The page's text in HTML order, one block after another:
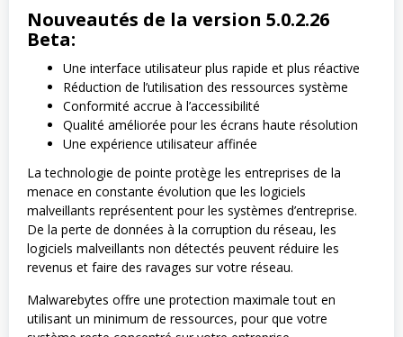
Nouveautés de la version 5.0.2.26
Beta:
Une interface utilisateur plus rapide et plus réactive
Réduction de l’utilisation des ressources système
Conformité accrue à l’accessibilité
Qualité améliorée pour les écrans haute résolution
Une expérience utilisateur affinée
La technologie de pointe protège les entreprises de la
menace en constante évolution que les logiciels
malveillants représentent pour les systèmes d’entreprise.
De la perte de données à la corruption du réseau, les
logiciels malveillants non détectés peuvent réduire les
revenus et faire des ravages sur votre réseau.
Malwarebytes offre une protection maximale tout en
utilisant un minimum de ressources, pour que votre